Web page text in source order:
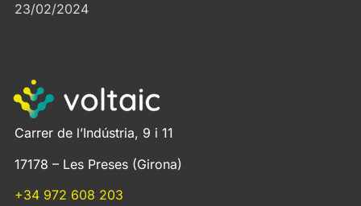
23/02/2024
Carrer de l’Indústria, 9 i 11
17178 – Les Preses (Girona)
+34 972 608 203